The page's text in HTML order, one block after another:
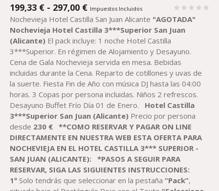
199,33 € - 297,00 €RANGO
DE
PRECIOS:
DESDE
199,33 €
HASTA
297,00 €
Impuestos Incluidos
Nochevieja Hotel Castilla San Juan Alicante "AGOTADA"
Nochevieja Hotel Castilla 3***Superior San Juan
(Alicante) El pack incluye: 1 noche Hotel Castilla
3***Superior. En régimen de Alojamiento y Desayuno.
Cena de Gala Nochevieja servida en mesa. Bebidas
incluidas durante la Cena. Reparto de cotillones y uvas de
la suerte. Fiesta Fin de Año con música DJ hasta las 04:00
horas. 3 Copas por persona incluidas. Niños 2 refrescos.
Desayuno Buffet Frío Día 01 de Enero. Hotel Castilla
3***Superior San Juan (Alicante) Precio por persona
desde 230 €
**COMO RESERVAR Y PAGAR ON LINE
DIRECTAMENTE EN NUESTRA WEB ESTA OFERTA PARA
NOCHEVIEJA EN EL HOTEL CASTILLA 3*** SUPERIOR -
SAN JUAN (ALICANTE):
*PASOS A SEGUIR PARA
RESERVAR, SIGA LAS SIGUIENTES INSTRUCCIONES:
1º Solo tendrás que seleccionar en la pestaña“Pack”,